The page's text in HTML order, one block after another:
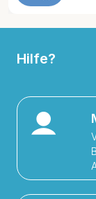
Hilfe?